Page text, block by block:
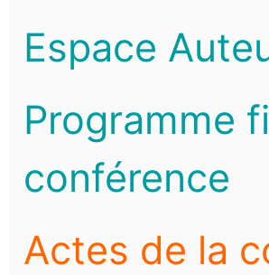
Espace
Programme
conférence
Actes de la